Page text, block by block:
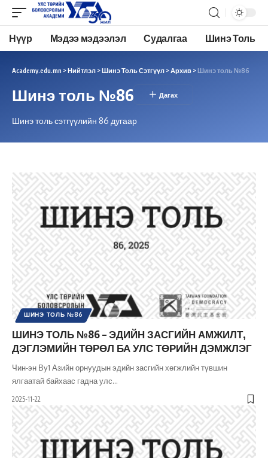
Нүүр Мэдээ мэдээлэл Судалгаа Шинэ Толь
Academy.edu.mn >Нийтлэл >Шинэ Толь Сэтгүүл >Архив >Шинэ толь №86
Шинэ толь №86
Шинэ толь сэтгүүлийн 86 дугаар
ШИНЭ ТОЛЬ №86
ШИНЭ ТОЛЬ №86 – ЭДИЙН ЗАСГИЙН АМЖИЛТ,
ДЭГЛЭМИЙН ТӨРӨЛ БА УЛС ТӨРИЙН ДЭМЖЛЭГ
Чин-эн Ву1 Азийн орнуудын эдийн засгийн хөгжлийн түвшин
ялгаатай байхаас гадна улс…
2025-11-22